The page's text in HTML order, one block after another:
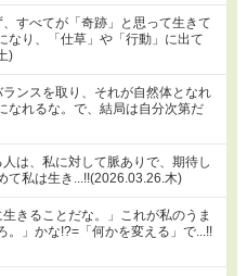
すべてが「奇跡」と思って生きて
なり、「仕草」や「行動」に出て
)
ンスを取り、それが自然体となれ
なれるな。で、結局は自分次第だ
は、私に対して脈ありで、期待し
て私は生き...!!(2026.03.26.木)
きることだな。」これが私のうま
。」かな!?=「何かを変える」で...!!